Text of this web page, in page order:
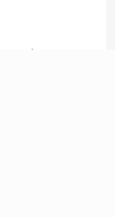
procreate